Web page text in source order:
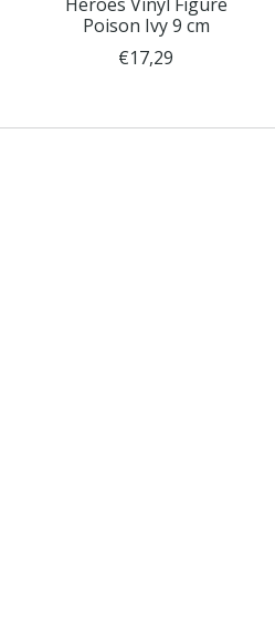
Poison Ivy 9 cm
€17,29